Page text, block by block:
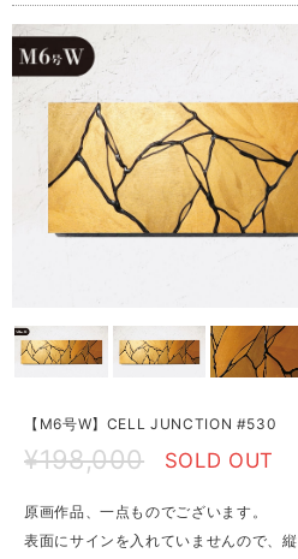
【M6号W】CELL JUNCTION #530
¥198,000 SOLD OUT
原画作品、一点ものでございます。
表面にサインを入れていませんので、